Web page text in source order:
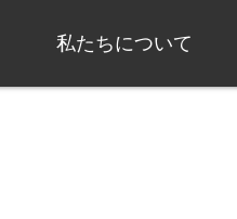
私たちについて